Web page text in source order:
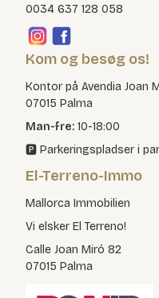
0034 637 128 058
Kom og besøg os!
Kontor på Avendia Joan
07015 Palma
Man-fre: 10-18:00
🅿️ Parkeringspladser i
El-Terreno-Immo
Mallorca Immobilien
Vi elsker El Terreno!
Calle Joan Miró 82
07015 Palma